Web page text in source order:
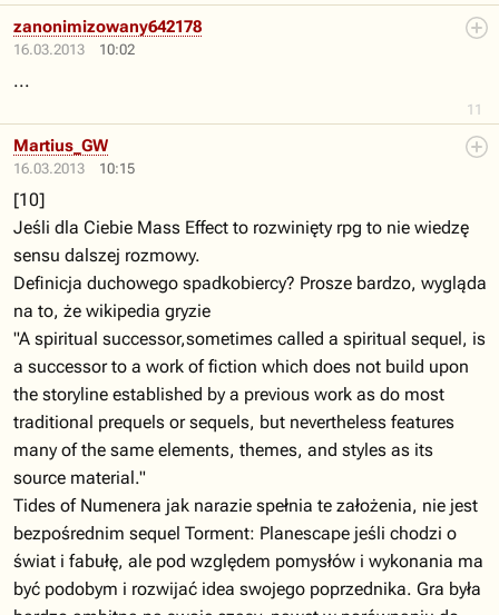
16.03.2013 10:02
11
zanonimizowany642178
...
16.03.2013 10:15
Martius_GW
[10]
Jeśli dla Ciebie Mass Effect to rozwinięty rpg to nie wiedzę
sensu dalszej rozmowy.
Definicja duchowego spadkobiercy? Prosze bardzo, wygląda
na to, że wikipedia gryzie
"A spiritual successor,sometimes called a spiritual sequel, is
a successor to a work of fiction which does not build upon
the storyline established by a previous work as do most
traditional prequels or sequels, but nevertheless features
many of the same elements, themes, and styles as its
source material."
Tides of Numenera jak narazie spełnia te założenia, nie jest
bezpośrednim sequel Torment: Planescape jeśli chodzi o
świat i fabułę, ale pod względem pomysłów i wykonania ma
być podobym i rozwijać idea swojego poprzednika. Gra była